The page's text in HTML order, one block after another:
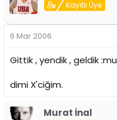
Kayıtlı Üye
6 Mar 2006
Gittik , yendik , geldik
dimi X'ciğim.
Murat İnal